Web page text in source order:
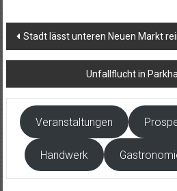
Beitragsnavigation
Stadt lässt unteren Neuen Markt
Unfallflucht in
Veranstaltungen
Handwerk